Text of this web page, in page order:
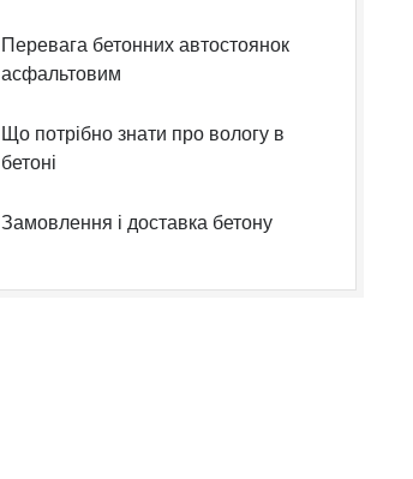
Перевага бетонних автостоянок
асфальтовим
Що потрібно знати про вологу в
бетоні
Замовлення і доставка бетону